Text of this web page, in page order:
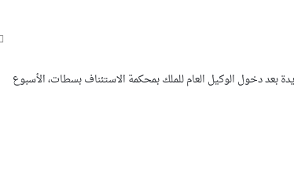
بعد دخول الوكيل العام للملك بمحكمة الاستئناف بسطات، الأسبوع